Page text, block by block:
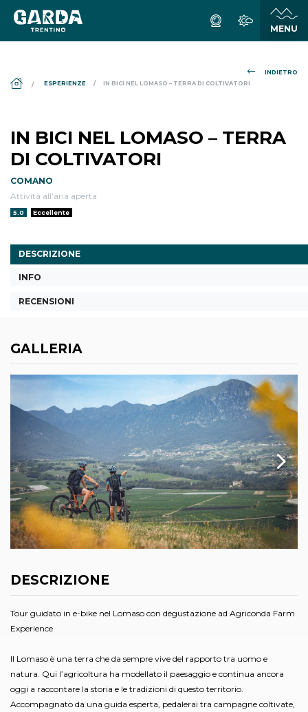
INDIETRO
DS_BREADCRUMB.HOME
ESPERIENZE IN BICI NEL LOMASO – TERRA DI COLTIVATORI
IN BICI NEL LOMASO – TERRA
DI COLTIVATORI
COMANO
Attività all’aria aperta
Valutazione:
5.0 Eccellente
DESCRIZIONE
INFO
RECENSIONI
GALLERIA
DESCRIZIONE
Tour guidato in e-bike nel Lomaso con degustazione ad Agriconda Farm
Experience
Il Lomaso è una terra che da sempre vive del rapporto tra uomo e
natura. Qui l’agricoltura ha modellato il paesaggio e continua ancora
oggi a raccontare la storia e le tradizioni di questo territorio.
Accompagnato da una guida esperta, pedalerai tra campagne coltivate,